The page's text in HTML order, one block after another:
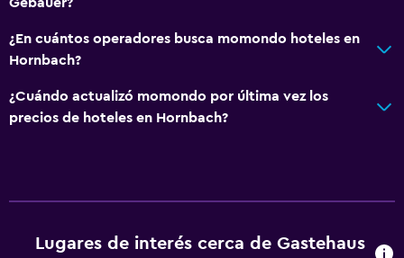
Wifi gratis
¿En cuántos operadores busca momondo hoteles en
Hornbach?
¿Cuándo actualizó momondo por última vez los
precios de hoteles en Hornbach?
Lugares de interés cerca de Gastehaus